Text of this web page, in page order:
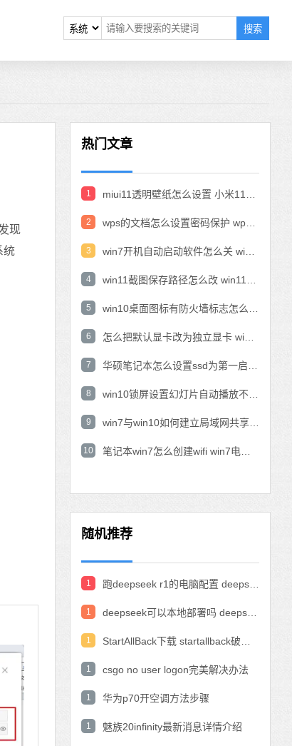
搜索
现
统
热门文章
1
2
3
4
5
6
7
8
9
10
随机推荐
1
1
1
1 csgo no user logon完美解决办法
1 华为p70开空调方法步骤
1 魅族20infinity最新消息详情介绍